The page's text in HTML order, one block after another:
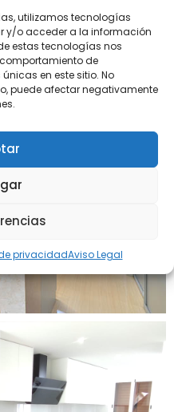
utilizamos tecnologías
y/o acceder a la información
estas tecnologías nos
de
en este sitio. No
puede afectar negativamente
privacidadAviso Legal
de